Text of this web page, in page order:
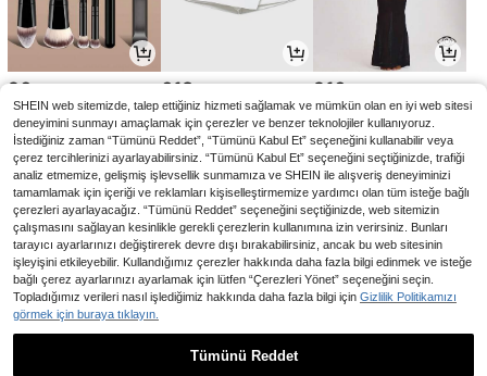
90 618 916
170
SHEIN web sitemizde, talep ettiğiniz hizmeti sağlamak ve mümkün olan en iyi web sitesi
deneyimini sunmayı amaçlamak için çerezler ve benzer teknolojiler kullanıyoruz.
İstediğiniz zaman “Tümünü Reddet”, “Tümünü Kabul Et” seçeneğini kullanabilir veya
çerez tercihlerinizi ayarlayabilirsiniz. “Tümünü Kabul Et” seçeneğini seçtiğinizde, trafiği
analiz etmemize, gelişmiş işlevsellik sunmamıza ve SHEIN ile alışveriş deneyiminizi
tamamlamak için içeriği ve reklamları kişiselleştirmemize yardımcı olan tüm isteğe bağlı
çerezleri ayarlayacağız. “Tümünü Reddet” seçeneğini seçtiğinizde, web sitemizin
çalışmasını sağlayan kesinlikle gerekli çerezlerin kullanımına izin verirsiniz. Bunları
tarayıcı ayarlarınızı değiştirerek devre dışı bırakabilirsiniz, ancak bu web sitesinin
işleyişini etkileyebilir. Kullandığımız çerezler hakkında daha fazla bilgi edinmek ve isteğe
bağlı çerez ayarlarınızı ayarlamak için lütfen “Çerezleri Yönet” seçeneğini seçin.
Topladığımız verileri nasıl işlediğimiz hakkında daha fazla bilgi için Gizlilik Politikamızı
görmek için buraya tıklayın.
Tümünü Reddet